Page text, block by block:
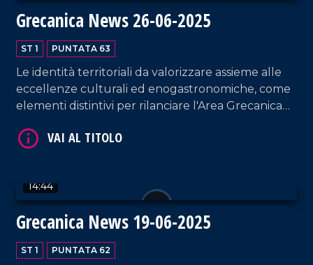
Grecanica News 26-06-2025
ST 1 PUNTATA 63
Le identità territoriali da valorizzare assieme alle
eccellenze culturali ed enogastronomiche, come
elementi distintivi per rilanciare l'Area Grecanica
eccellenze.
14:44
Grecanica News 19-06-2025
ST 1 PUNTATA 62
VAI AL TITOLO